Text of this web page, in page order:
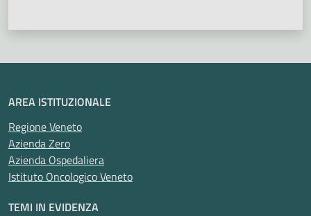
AREA ISTITUZIONALE
Regione Veneto
Azienda Zero
Azienda Ospedaliera
Istituto Oncologico Veneto
TEMI IN EVIDENZA